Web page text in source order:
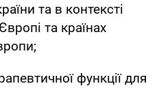
та в контексті
та країнах
функції для